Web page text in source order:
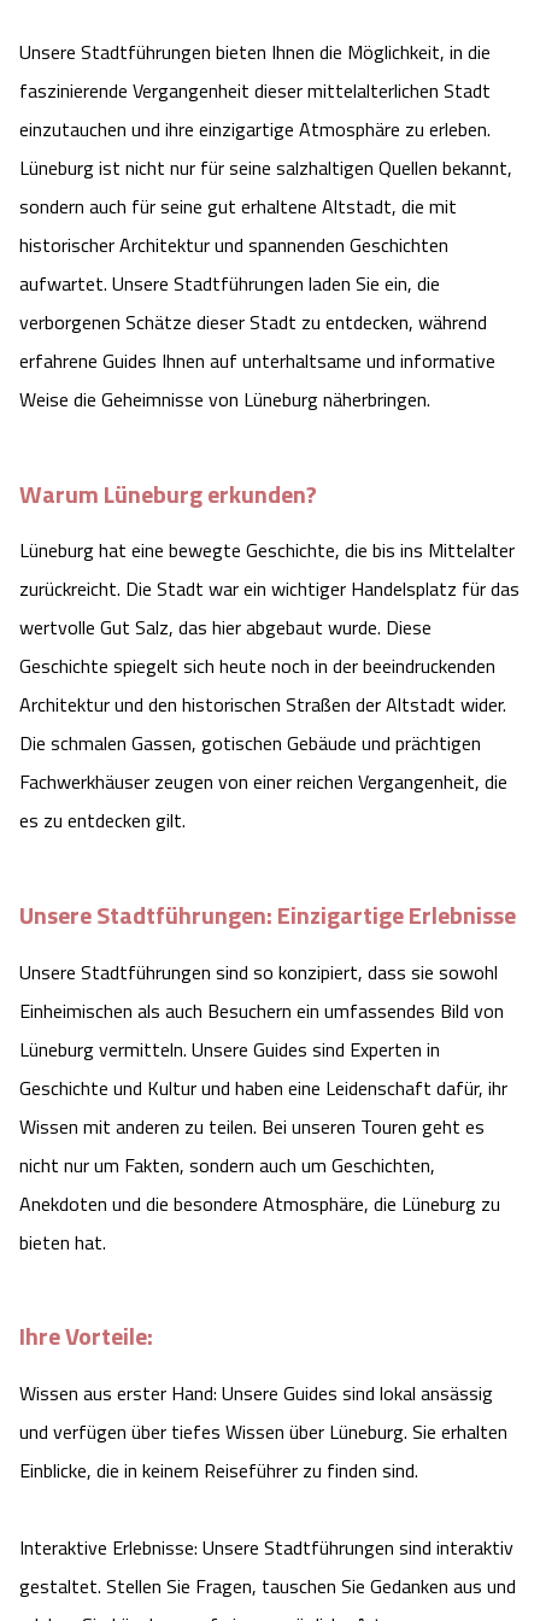
Urlaub auf dem Bauernhof
Urlaub mit Hund
Last Minute
Anreise
Kataloge
Shop
Angebote
Kontakt
Kutschen
Regionale Küche
Tiere
Unterkünfte
Urlaub mit Hund
Urlaub auf dem Bauernhof
Veranstaltungen
Wildpark Schwarze Berge
Otter Zentrum
Wildpark Müden
Snow World Bispingen
Abenteuerland Trampolin-Park
Battle Kart Bispingen
Adventure District Bispingen
Ausflugsziele
Veranstaltungen
Shopping Celle
Unterkünfte Celle
Veranstaltungen & Führungen Celle
Unsere Stadtführungen bieten Ihnen die Möglichkeit, in die
faszinierende Vergangenheit dieser mittelalterlichen Stadt
einzutauchen und ihre einzigartige Atmosphäre zu erleben.
Lüneburg ist nicht nur für seine salzhaltigen Quellen bekannt,
sondern auch für seine gut erhaltene Altstadt, die mit
historischer Architektur und spannenden Geschichten
aufwartet. Unsere Stadtführungen laden Sie ein, die
verborgenen Schätze dieser Stadt zu entdecken, während
erfahrene Guides Ihnen auf unterhaltsame und informative
Weise die Geheimnisse von Lüneburg näherbringen.
Warum Lüneburg erkunden?
Lüneburg hat eine bewegte Geschichte, die bis ins Mittelalter
zurückreicht. Die Stadt war ein wichtiger Handelsplatz für das
wertvolle Gut Salz, das hier abgebaut wurde. Diese
Geschichte spiegelt sich heute noch in der beeindruckenden
Architektur und den historischen Straßen der Altstadt wider.
Die schmalen Gassen, gotischen Gebäude und prächtigen
Fachwerkhäuser zeugen von einer reichen Vergangenheit, die
es zu entdecken gilt.
Unsere Stadtführungen: Einzigartige Erlebnisse
Unsere Stadtführungen sind so konzipiert, dass sie sowohl
Einheimischen als auch Besuchern ein umfassendes Bild von
Lüneburg vermitteln. Unsere Guides sind Experten in
Geschichte und Kultur und haben eine Leidenschaft dafür, ihr
Wissen mit anderen zu teilen. Bei unseren Touren geht es
nicht nur um Fakten, sondern auch um Geschichten,
Anekdoten und die besondere Atmosphäre, die Lüneburg zu
bieten hat.
Ihre Vorteile:
Wissen aus erster Hand: Unsere Guides sind lokal ansässig
und verfügen über tiefes Wissen über Lüneburg. Sie erhalten
Einblicke, die in keinem Reiseführer zu finden sind.
Interaktive Erlebnisse: Unsere Stadtführungen sind interaktiv
gestaltet. Stellen Sie Fragen, tauschen Sie Gedanken aus und